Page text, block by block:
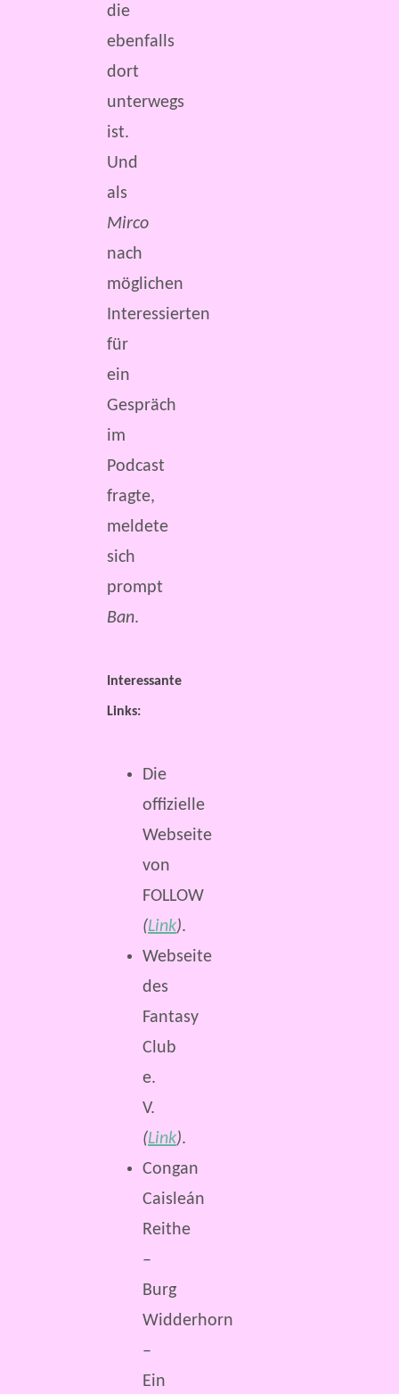
die
ebenfalls
dort
unterwegs
ist.
Und
als
Mirco
nach
möglichen
Interessierten
für
ein
Gespräch
im
Podcast
fragte,
meldete
sich
prompt
Ban.
Interessante
Links:
Die
offizielle
Webseite
von
FOLLOW
(Link).
Webseite
des
Fantasy
Club
e.
V.
(Link).
Congan
Caisleán
Reithe
–
Burg
Widderhorn
–
Ein